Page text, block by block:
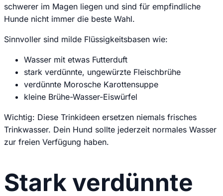
schwerer im Magen liegen und sind für empfindliche
Hunde nicht immer die beste Wahl.
Sinnvoller sind milde Flüssigkeitsbasen wie:
Wasser mit etwas Futterduft
stark verdünnte, ungewürzte Fleischbrühe
verdünnte Morosche Karottensuppe
kleine Brühe-Wasser-Eiswürfel
Wichtig: Diese Trinkideen ersetzen niemals frisches
Trinkwasser. Dein Hund sollte jederzeit normales Wasser
zur freien Verfügung haben.
Stark verdünnte